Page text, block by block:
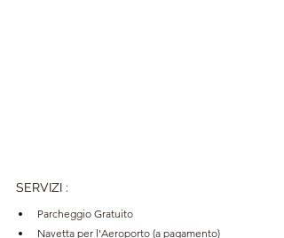
SERVIZI :
Parcheggio Gratuito
Navetta per l'Aeroporto (a pagamento)